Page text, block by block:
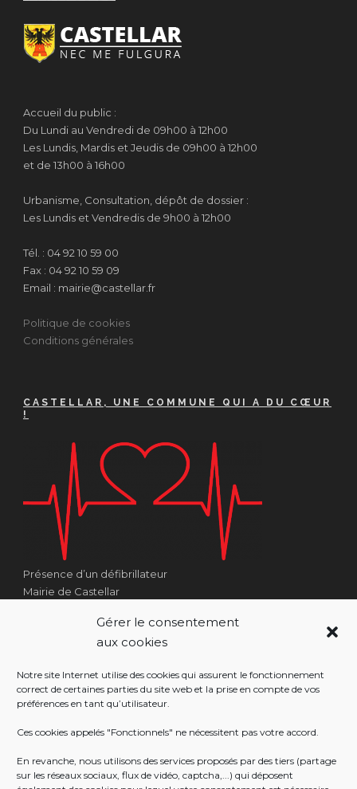
Gérer le consentement
aux cookies
Notre site Internet utilise des cookies qui assurent le fonctionnement
correct de certaines parties du site web et la prise en compte de vos
préférences en tant qu’utilisateur.
Ces cookies appelés "Fonctionnels" ne nécessitent pas votre accord.
En revanche, nous utilisons des services proposés par des tiers (partage
sur les réseaux sociaux, flux de vidéo, captcha,...) qui déposent
Accueil du public :
Du Lundi au Vendredi de 09h00 à 12h00
Les Lundis, Mardis et Jeudis de 09h00 à 12h00
et de 13h00 à 16h00
Urbanisme, Consultation, dépôt de dossier :
Les Lundis et Vendredis de 9h00 à 12h00
Tél. : 04 92 10 59 00
Fax : 04 92 10 59 09
Email : mairie@castellar.fr
Politique de cookies
Conditions générales
CASTELLAR, UNE COMMUNE QUI A DU CŒUR
!
Présence d’un défibrillateur
Mairie de Castellar
Côté Escalier Rue Sarrail
06500 Castellar
RÉALISATION